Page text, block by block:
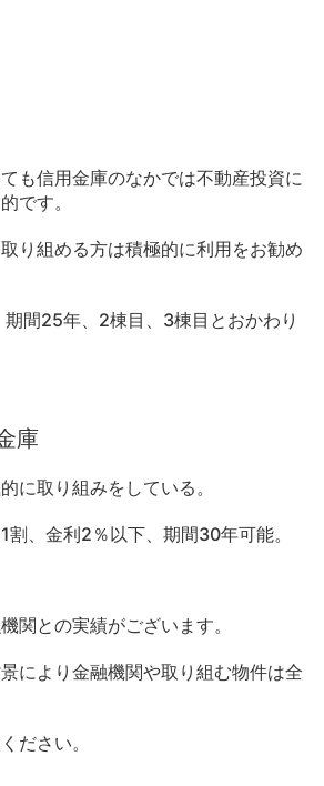
も信用金庫のなかでは不動産投資に
です。
り組める方は積極的に利用をお勧め
間25年、2棟目、3棟目とおかわり
庫
に取り組みをしている。
割、金利2％以下、期間30年可能。
関との実績がございます。
により金融機関や取り組む物件は全
ださい。